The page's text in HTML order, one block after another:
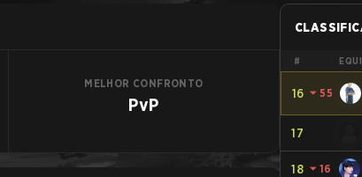
MELHOR CONFRONTO
PvP
#
16 ⏷ 55
17
18 ⏷ 16